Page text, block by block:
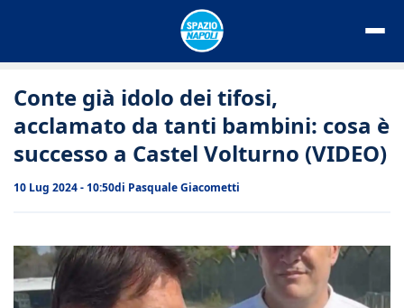
Conte già idolo dei tifosi,
acclamato da tanti bambini: cosa è
successo a Castel Volturno (VIDEO)
10 Lug 2024 - 10:50di Pasquale Giacometti